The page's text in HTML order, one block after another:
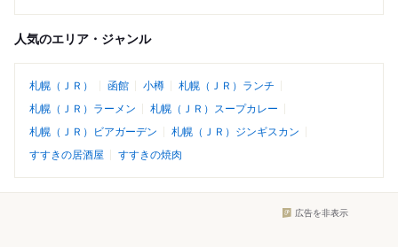
人気のエリア・ジャンル
札幌（ＪＲ） 函館 小樽
札幌（ＪＲ）ランチ
札幌（ＪＲ）ラーメン
札幌（ＪＲ）スープカレー
札幌（ＪＲ）ビアガーデン
札幌（ＪＲ）ジンギスカン
すすきの居酒屋
すすきの焼肉
広告を非表示